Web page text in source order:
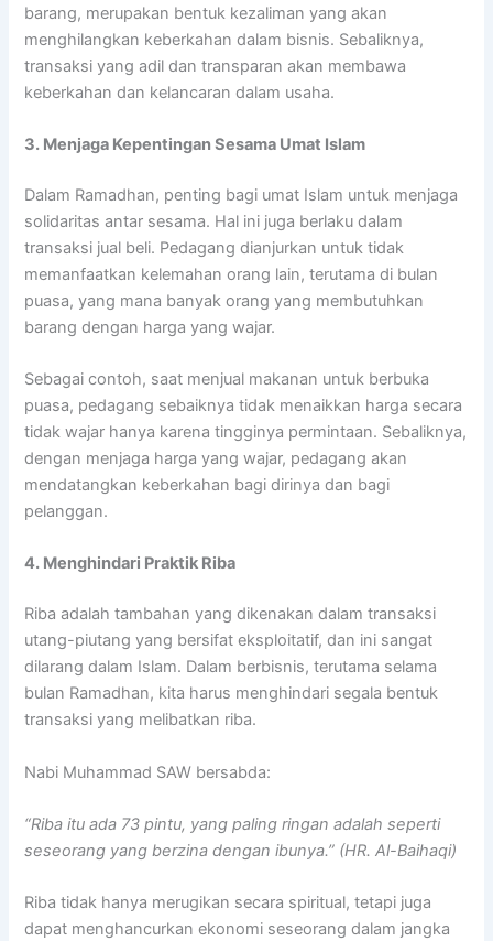
barang, merupakan bentuk kezaliman yang akan
menghilangkan keberkahan dalam bisnis. Sebaliknya,
transaksi yang adil dan transparan akan membawa
keberkahan dan kelancaran dalam usaha.
3. Menjaga Kepentingan Sesama Umat Islam
Dalam Ramadhan, penting bagi umat Islam untuk menjaga
solidaritas antar sesama. Hal ini juga berlaku dalam
transaksi jual beli. Pedagang dianjurkan untuk tidak
memanfaatkan kelemahan orang lain, terutama di bulan
puasa, yang mana banyak orang yang membutuhkan
barang dengan harga yang wajar.
Sebagai contoh, saat menjual makanan untuk berbuka
puasa, pedagang sebaiknya tidak menaikkan harga secara
tidak wajar hanya karena tingginya permintaan. Sebaliknya,
dengan menjaga harga yang wajar, pedagang akan
mendatangkan keberkahan bagi dirinya dan bagi
pelanggan.
4. Menghindari Praktik Riba
Riba adalah tambahan yang dikenakan dalam transaksi
utang-piutang yang bersifat eksploitatif, dan ini sangat
dilarang dalam Islam. Dalam berbisnis, terutama selama
bulan Ramadhan, kita harus menghindari segala bentuk
transaksi yang melibatkan riba.
Nabi Muhammad SAW bersabda:
“Riba itu ada 73 pintu, yang paling ringan adalah seperti
seseorang yang berzina dengan ibunya.” (HR. Al-Baihaqi)
Riba tidak hanya merugikan secara spiritual, tetapi juga
dapat menghancurkan ekonomi seseorang dalam jangka